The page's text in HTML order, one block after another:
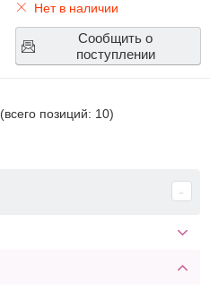
Нет в наличии
Сообщить о
поступлении
(всего позиций: 10)